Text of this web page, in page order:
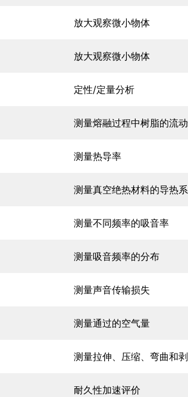
放大观察微小物体
放大观察微小物体
定性/定量分析
测量熔融过程中树脂的流
测量热导率
测量真空绝热材料的导热
测量不同频率的吸音率
测量吸音频率的分布
测量声音传输损失
测量通过的空气量
测量拉伸、压缩、弯曲和
耐久性加速评价